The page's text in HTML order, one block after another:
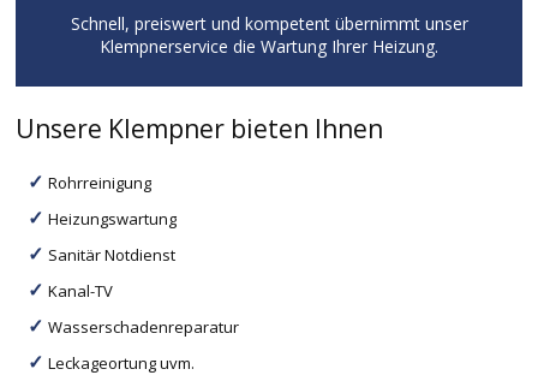
Schnell, preiswert und kompetent übernimmt unser
Klempnerservice die Wartung Ihrer Heizung.
Unsere Klempner bieten Ihnen
Rohrreinigung
Heizungswartung
Sanitär Notdienst
Kanal-TV
Wasserschadenreparatur
Leckageortung uvm.